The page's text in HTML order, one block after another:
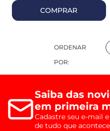
COMPRAR
ORDENAR
POR:
Saiba das
em primeira
Cadastre seu e-mail
de tudo que